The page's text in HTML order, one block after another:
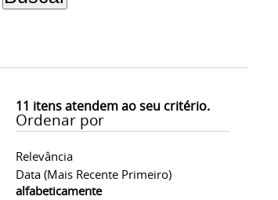
11 itens atendem ao seu critério.
Ordenar por
Relevância
Data (mais Recente Primeiro)
alfabeticamente